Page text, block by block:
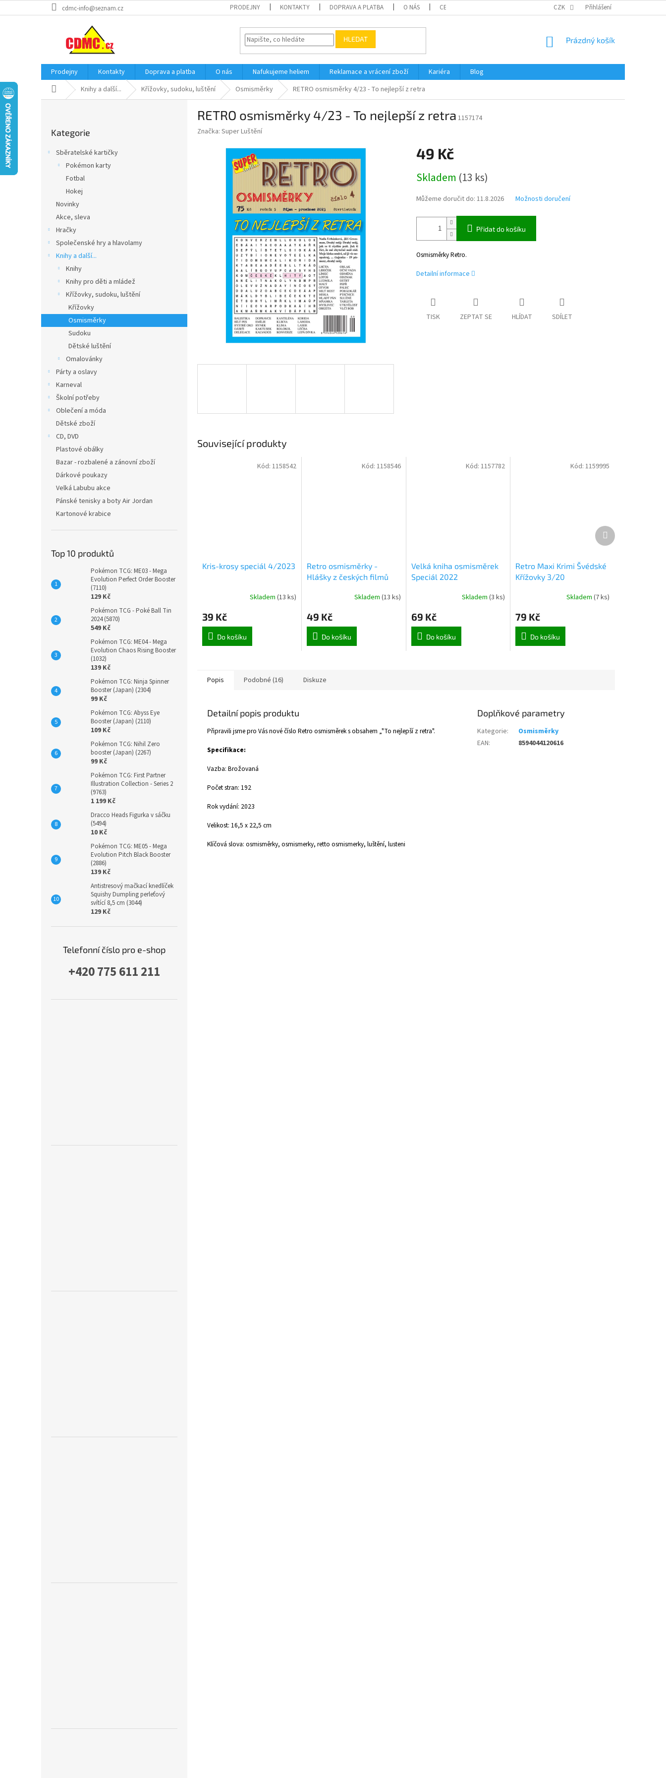
na
cdmc-info@seznam.cz PRODEJNY KONTAKTY DOPRAVA A PLATBA O NÁS CERTIFIKÁTY A NÁVODY OBCHODNÍ PODMÍNKY OCHRANA OSOBNÍCH
CZK Přihlášení
HLEDAT
NÁKUPNÍ
Prázdný košík
Prodejny Kontakty Doprava a platba O nás Nafukujeme heliem Reklamace a vrácení zboží Kariéra
Blog
Domů Knihy a další... Křížovky, sudoku, luštění Osmisměrky RETRO osmisměrky 4/23 - To nejlepší z retra
kategorie
Kategorie
Sběratelské kartičky
Pokémon karty
Fotbal
Hokej
Novinky
Akce, sleva
Hračky
Společenské hry a hlavolamy
Knihy a další...
Knihy
Knihy pro děti a mládež
Křížovky, sudoku, luštění
Křížovky
Osmisměrky
Sudoku
Dětské luštění
Omalovánky
Párty a oslavy
Karneval
Školní potřeby
Oblečení a móda
Dětské zboží
CD, DVD
Plastové obálky
Bazar - rozbalené a zánovní zboží
Dárkové poukazy
Velká Labubu akce
Pánské tenisky a boty Air Jordan
Kartonové krabice
Top 10 produktů
Pokémon TCG: ME03 - Mega
Evolution Perfect Order Booster
(7110)
129 Kč
Pokémon TCG - Poké Ball Tin
2024 (5870)
549 Kč
Pokémon TCG: ME04 - Mega
Evolution Chaos Rising Booster
(1032)
139 Kč
Pokémon TCG: Ninja Spinner
Booster (Japan) (2304)
99 Kč
Pokémon TCG: Abyss Eye
Booster (Japan) (2110)
109 Kč
Pokémon TCG: Nihil Zero
booster (Japan) (2267)
99 Kč
Pokémon TCG: First Partner
Illustration Collection - Series 2
(9763)
1 199 Kč
Dracco Heads Figurka v sáčku
(5494)
10 Kč
Pokémon TCG: ME05 - Mega
Evolution Pitch Black Booster
(2886)
139 Kč
Antistresový mačkací knedlíček
Squishy Dumpling perleťový
svítící 8,5 cm (3044)
129 Kč
Telefonní číslo pro e-shop
+420 775 611 211
RETRO osmisměrky 4/23 - To nejlepší z retra 1157174
Značka: Super Luštění
49 Kč
cena:
Skladem (13 ks)
Můžeme doručit do: 11.8.2026 Možnosti doručení
Přidat do košíku
Osmisměrky Retro.
Detailní informace
TISK ZEPTAT SE HLÍDAT SDÍLET
Související produkty
Kris-krosy speciál 4/2023
Skladem (13 ks)
39 Kč
Do košíku
Kód: 1158542
Retro osmisměrky -
Hlášky z českých filmů
Skladem (13 ks)
49 Kč
Do košíku
Kód: 1158546
Velká kniha osmisměrek
Speciál 2022
Skladem(3 ks)
69 Kč
Do košíku
Kód:1157782
Retro Maxi Krimi Švédské
Křížovky 3/20
Skladem (7 ks)
79 Kč
Do košíku
Kód: 1159995
Další
produkt
Popis Podobné (16) Diskuze
Detailní popis produktu
Připravili jsme pro Vás nové číslo Retro osmisměrek s obsahem „"To nejlepší z retra".
Specifikace:
Vazba: Brožovaná
Počet stran: 192
Rok vydání: 2023
Velikost: 16,5 x 22,5 cm
Klíčová slova: osmisměrky, osmismerky, retto osmismerky, luštění, lusteni
Doplňkové parametry
Kategorie:
Osmisměrky
EAN: 8594044120616